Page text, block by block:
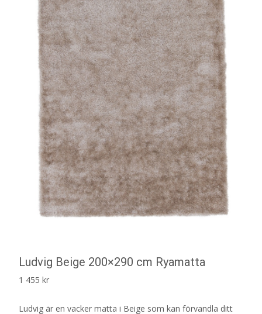
Ludvig Beige 200×290 cm Ryamatta
1 455 kr
Ludvig är en vacker matta i Beige som kan förvandla ditt